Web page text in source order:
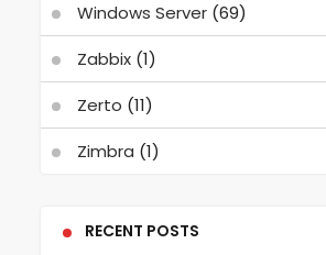
Windows Server(69)
Zabbix(1)
Zerto (11)
Zimbra (1)
RECENT POSTS